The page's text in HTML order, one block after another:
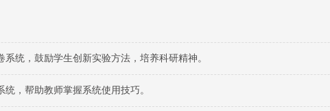
统，鼓励学生创新实验方法，培养科研精神。
，帮助教师掌握系统使用技巧。